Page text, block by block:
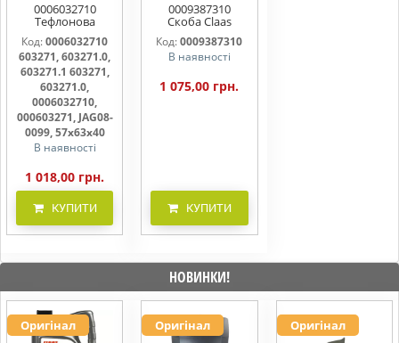
0006032710
Тефлонова
втулка шківа
варіатора
57х63х40.5 ,
603271, 603271.0,
603271.1
Код:0006032710
603271, 603271.0,
603271.1 603271,
603271.0,
0006032710,
000603271, JAG08-
0099, 57х63х40
В наявності
1 018,00 грн.
КУПИТИ
0009387310
Скоба Claas
938731, 938731.0,
938731.1
Код: 0009387310
В наявності
1 075,00 грн.
КУПИТИ
НОВИНКИ!
Оригінал Оригінал Оригінал